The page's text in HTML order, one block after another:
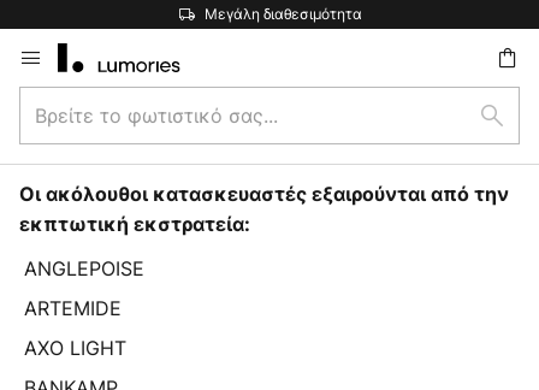
Μεγάλη διαθεσιμότητα
Μετάβαση
στο
περιεχόμενο
το
φωτιστικό
σας...
Οι ακόλουθοι κατασκευαστές εξαιρούνται από την
εκπτωτική εκστρατεία:
ANGLEPOISE
ARTEMIDE
AXO LIGHT